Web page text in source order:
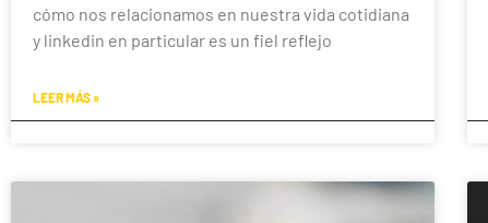
cómo nos relacionamos en nuestra vida cotidiana
y linkedin en particular es un fiel reflejo
LEER MÁS »